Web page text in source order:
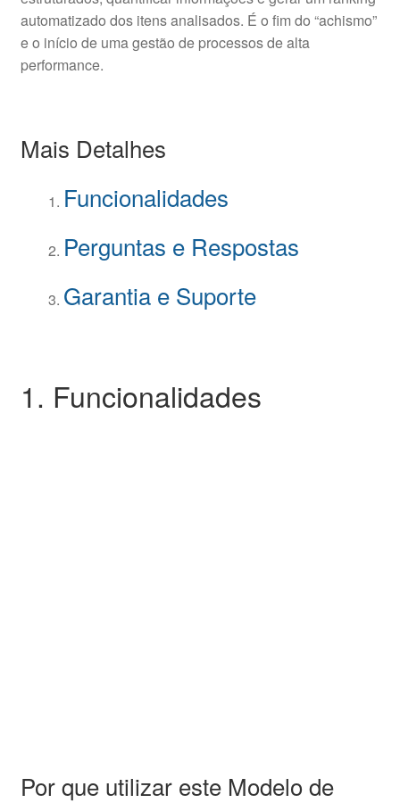
automatizado dos itens analisados. É o fim do “achismo”
e o início de uma gestão de processos de alta
performance.
Mais Detalhes
Funcionalidades
Perguntas e Respostas
Garantia e Suporte
1. Funcionalidades
Por que utilizar este Modelo de